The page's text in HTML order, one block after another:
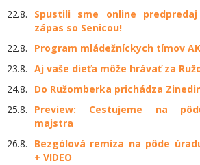
22.8.
Spustili sme online
zápas so Senicou!
22.8.
Program mládežníckych tímov
23.8. Aj vaše dieťa môže hrávať za
24.8.
Do Ružomberka prichádza
25.8.
Preview: Cestujeme na
majstra
26.8.
Bezgólová remíza na pôde
+ VIDEO